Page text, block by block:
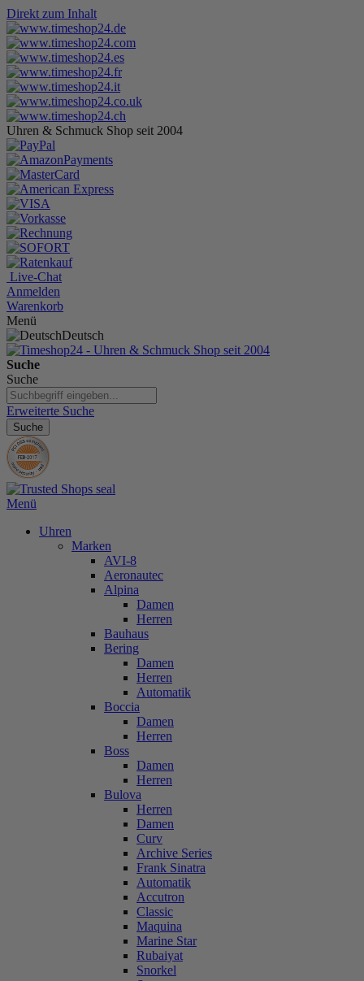
Direkt zum Inhalt
Uhren & Schmuck Shop seit 2004
Live-Chat
Anmelden
Warenkorb
Menü
Deutsch
Suche
Suche
Erweiterte Suche
Suche
Menü
Uhren
Marken
AVI-8
Aeronautec
Alpina
Damen
Herren
Bauhaus
Bering
Damen
Herren
Automatik
Boccia
Damen
Herren
Boss
Damen
Herren
Bulova
Herren
Damen
Curv
Archive Series
Frank Sinatra
Automatik
Accutron
Classic
Maquina
Marine Star
Rubaiyat
Snorkel